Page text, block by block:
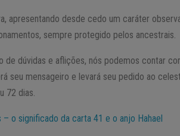
apresentando desde cedo um caráter
sempre protegido pelos ancestrais.
de dúvidas e aflições, nós podemos contar
seu mensageiro e levará seu pedido ao
72 dias.
o significado da carta 41 e o anjo Hahael